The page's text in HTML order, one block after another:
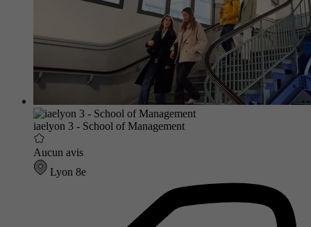
iaelyon 3 - School of Management
Aucun avis
Lyon 8e